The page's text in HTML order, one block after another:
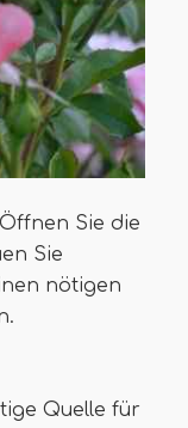
Sie die
Sie
nötigen
Quelle für